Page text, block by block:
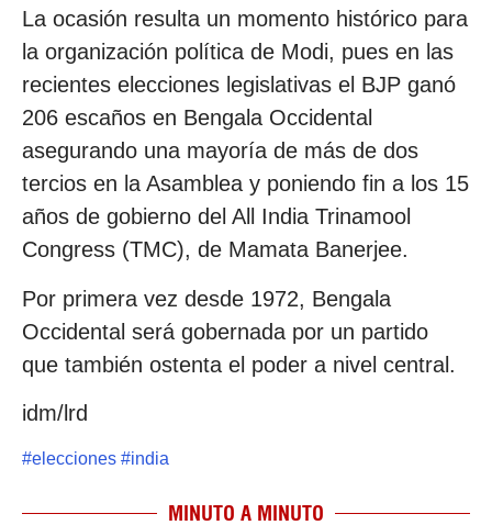
La ocasión resulta un momento histórico para
la organización política de Modi, pues en las
recientes elecciones legislativas el BJP ganó
206 escaños en Bengala Occidental
asegurando una mayoría de más de dos
tercios en la Asamblea y poniendo fin a los 15
años de gobierno del All India Trinamool
Congress (TMC), de Mamata Banerjee.
Por primera vez desde 1972, Bengala
Occidental será gobernada por un partido
que también ostenta el poder a nivel central.
idm/lrd
#elecciones #india
MINUTO A MINUTO